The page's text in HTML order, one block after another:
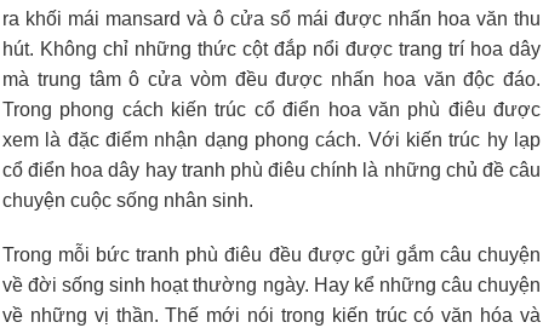
ra khối mái mansard và ô cửa sổ mái được nhấn hoa văn thu
hút. Không chỉ những thức cột đắp nổi được trang trí hoa dây
mà trung tâm ô cửa vòm đều được nhấn hoa văn độc đáo.
Trong phong cách kiến trúc cổ điển hoa văn phù điêu được
xem là đặc điểm nhận dạng phong cách. Với kiến trúc hy lạp
cổ điển hoa dây hay tranh phù điêu chính là những chủ đề câu
chuyện cuộc sống nhân sinh.
Trong mỗi bức tranh phù điêu đều được gửi gắm câu chuyện
về đời sống sinh hoạt thường ngày. Hay kể những câu chuyện
về những vị thần. Thế mới nói trong kiến trúc có văn hóa và